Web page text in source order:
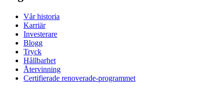
Vår historia
Karriär
Investerare
Blogg
Tryck
Hållbarhet
Återvinning
Certifierade renoverade-programmet